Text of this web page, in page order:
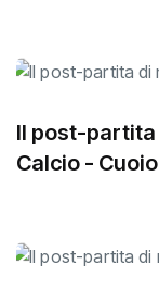
Il post-partita
Calcio -